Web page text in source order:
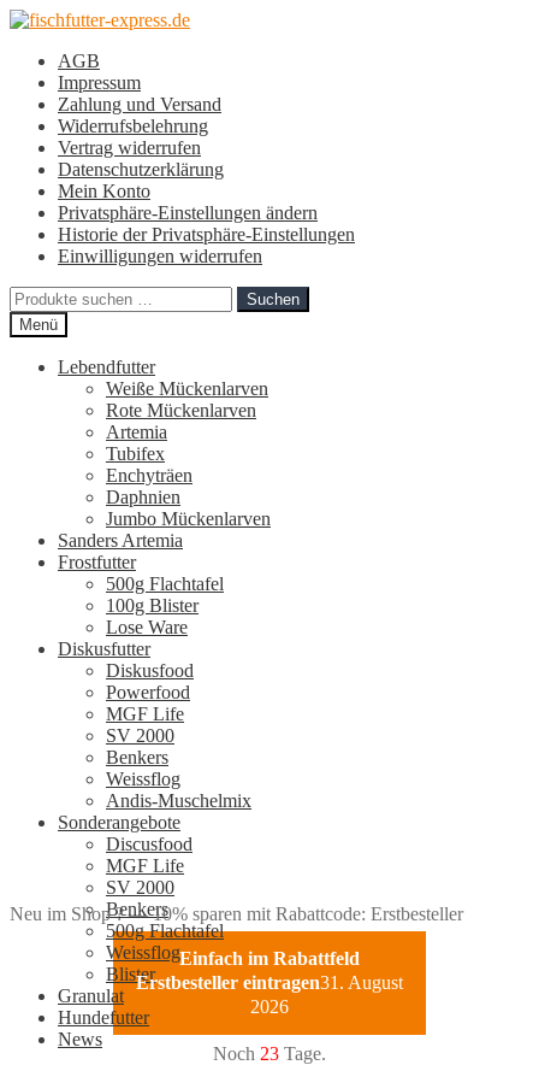
Zur
springen
Zum
springenAGB
Impressum
Zahlung und Versand
Widerrufsbelehrung
Vertrag widerrufen
Datenschutzerklärung
Mein Konto
Privatsphäre-Einstellungen ändern
Historie der Privatsphäre-Einstellungen
Einwilligungen widerrufen
Suchen
nach:
Suchen
Menü
Lebendfutter
Weiße Mückenlarven
Rote Mückenlarven
Artemia
Tubifex
Enchyträen
Daphnien
Jumbo Mückenlarven
Sanders Artemia
Frostfutter
500g Flachtafel
100g Blister
Lose Ware
Diskusfutter
Diskusfood
Powerfood
MGF Life
SV 2000
Benkers
Weissflog
Andis-Muschelmix
Sonderangebote
Discusfood
MGF Life
SV 2000
Benkers
500g Flachtafel
Weissflog
Blister
Granulat
Hundefutter
News
Neu im Shop ? — 10% sparen mit Rabattcode: Erstbesteller
Einfach im Rabattfeld
Erstbesteller eintragen31. August
2026
Noch 23 Tage.